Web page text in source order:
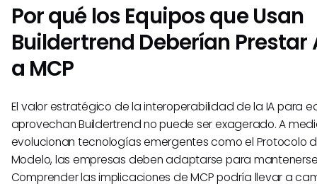
Por qué los Equipos que Usan
Buildertrend Deberían Prestar
a MCP
El valor estratégico de la interoperabilidad de la IA para
aprovechan Buildertrend no puede ser exagerado. A
evolucionan tecnologías emergentes como el Protocolo
Modelo, las empresas deben adaptarse para
Comprender las implicaciones de MCP podría llevar a